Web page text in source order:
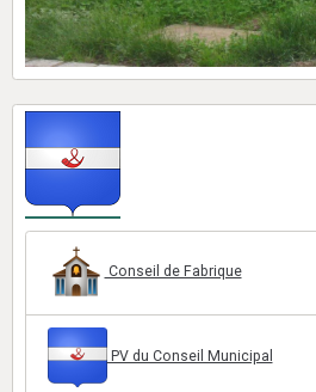
Conseil de Fabrique
PV du Conseil Municipal